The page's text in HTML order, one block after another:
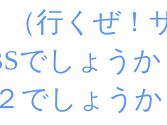
（行くぜ！
でしょう
でしょう